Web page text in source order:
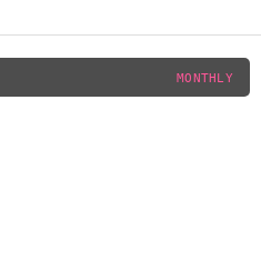
MONTHLY